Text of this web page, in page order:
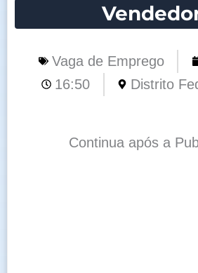
Vaga de Emprego
16:50
Distrito
Continua após a